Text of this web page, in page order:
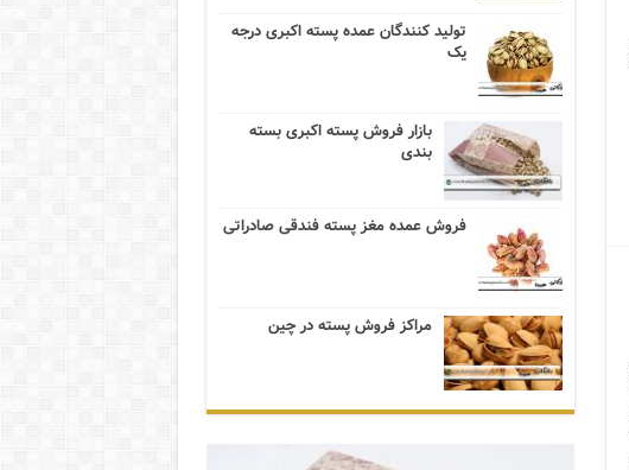
تولید کنندگان عمده پسته اکبری درجه
یک
بازار فروش پسته اکبری بسته
بندی
فروش عمده مغز پسته فندقی صادراتی
مراکز فروش پسته در چین